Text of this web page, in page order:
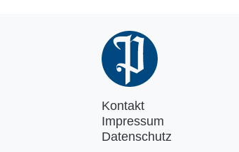
Kontakt
Impressum
Datenschutz